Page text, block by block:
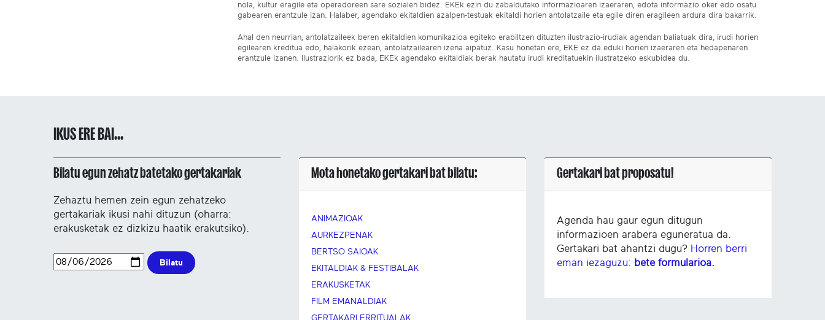
nola, kultur eragile eta operadoreen sare sozialen bidez. EKEk ezin du zabaldutako informazioaren izaeraren, edota informazio oker edo osatu
gabearen erantzule izan. Halaber, agendako ekitaldien azalpen-testuak ekitaldi horien antolatzaile eta egile diren eragileen ardura dira bakarrik.
Ahal den neurrian, antolatzaileek beren ekitaldien komunikazioa egiteko erabiltzen dituzten ilustrazio-irudiak agendan baliatuak dira, irudi horien
egilearen kreditua edo, halakorik ezean, antolatzailearen izena aipatuz. Kasu honetan ere, EKE ez da eduki horien izaeraren eta hedapenaren
erantzule izanen. Ilustraziorik ez bada, EKEk agendako ekitaldiak berak hautatu irudi kreditatuekin ilustratzeko eskubidea du.
IKUS ERE BAI...
Bilatu egun zehatz batetako gertakariak
Zehaztu hemen zein egun zehatzeko
gertakariak ikusi nahi dituzun (oharra:
erakusketak ez dizkizu haatik erakutsiko).
Bilatu
Mota honetako gertakari bat bilatu:
ANIMAZIOAK
AURKEZPENAK
BERTSO SAIOAK
EKITALDIAK & FESTIBALAK
ERAKUSKETAK
FILM EMANALDIAK
GERTAKARI ERRITUALAK
Gertakari bat proposatu!
Agenda hau gaur egun ditugun
informazioen arabera eguneratua da.
Gertakari bat ahantzi dugu? Horren berri
eman iezaguzu: bete formularioa.